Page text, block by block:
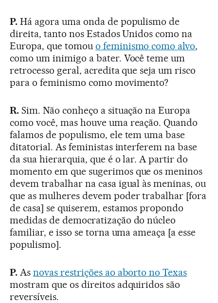
P. Há agora uma onda de populismo de
direita, tanto nos Estados Unidos como na
Europa, que tomou o feminismo como alvo,
como um inimigo a bater. Você teme um
retrocesso geral, acredita que seja um risco
para o feminismo como movimento?
R. Sim. Não conheço a situação na Europa
como você, mas houve uma reação. Quando
falamos de populismo, ele tem uma base
ditatorial. As feministas interferem na base
da sua hierarquia, que é o lar. A partir do
momento em que sugerimos que os meninos
devem trabalhar na casa igual às meninas, ou
que as mulheres devem poder trabalhar [fora
de casa] se quiserem, estamos propondo
medidas de democratização do núcleo
familiar, e isso se torna uma ameaça [a esse
populismo].
P. As novas restrições ao aborto no Texas
mostram que os direitos adquiridos são
reversíveis.